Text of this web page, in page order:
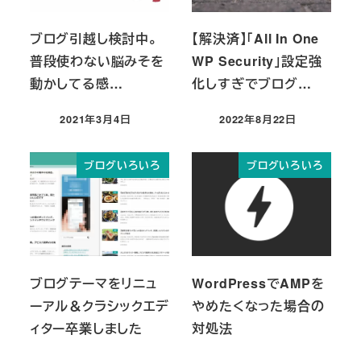
ブログ引越し検討中。
普段使わない脳みそを
動かしてる感…
投稿日
2021年3月4日
【解決済】「All In One
WP Security」設定強
化しすぎでブログ…
投稿日
2022年8月22日
ブログいろいろ
ブログテーマをリニュ
ーアル＆クラシックエデ
ィター卒業しました
ブログいろいろ
WordPressでAMPを
やめたくなった場合の
対処法